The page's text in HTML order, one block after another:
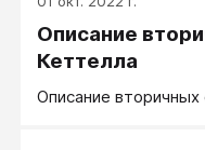
Описание
Кеттелла
Описание